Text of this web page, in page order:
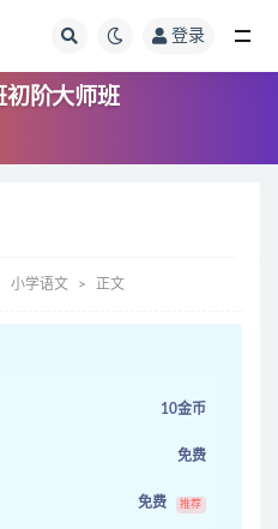
登录
初阶大师班
小学语文 正文
10金币
免费
免费 推荐